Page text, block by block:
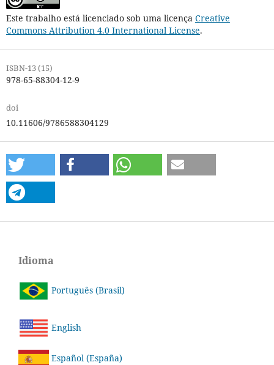
Este trabalho está licenciado sob uma licença Creative
Commons Attribution 4.0 International License.
ISBN-13 (15)
978-65-88304-12-9
doi
10.11606/9786588304129
Idioma
Português (Brasil)
English
Español (España)